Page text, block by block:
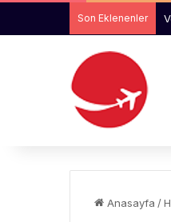
Son Eklenenler
Anasayfa /